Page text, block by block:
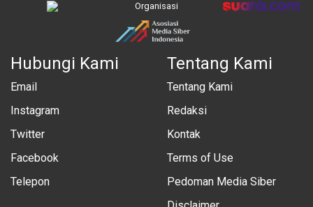
Organisasi
Hubungi Kami
Email
Instagram
Twitter
Facebook
Telepon
Tentang Kami
Tentang Kami
Redaksi
Kontak
Terms of Use
Pedoman Media Siber